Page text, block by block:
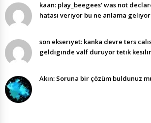
kaan: play_beegees' was not
hatası veriyor bu ne anlama
son ekserıyet: kanka devre ters
geldıgınde valf duruyor tetık
Akın: Soruna bir çözüm buldunuz